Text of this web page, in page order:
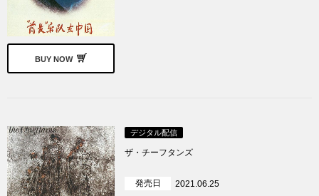
BUY NOW
デジタル配信
ザ・チーフタンズ
発売日 2021.06.25